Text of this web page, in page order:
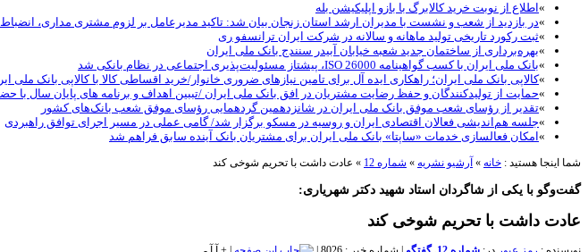
»اطلاع از نوبت خرید کالابرگ با بازو اپلیکیشن بله
»در بازدید از شعب و نشست با مدیران ارشد استان زنجان بیان شد: تاکید مدیرعامل بر لزوم مشتری مداری، انضباط
»ثبت رکورد تاریخی تولید ماهانه و سالانه در شرکت ایران ترانسفو ری
»بهره‌برداری از ساختمان جدید شعبه خیابان آبیدر سنندج بانک ملی ایران
»بانک ملی ایران با کسب گواهینامه ISO 26000، پیشتاز مسئولیت‌پذیری اجتماعی در نظام بانکی شد
»کالاپی بانک ملی ایران؛ راهکاری ایده آل برای تامین نیازهای ضروری خانوار/خرید اقساطی کالا با کالاپی بانک ملی
»حمایت از تولیدکنندگان و حفظ رضایت مشتریان در افق بانک ملی ایران /تببین اهداف و برنامه های پایان سال با
»تقدیر از رؤسای شعب موفق بانک ملی ایران در شانزدهمین گردهمایی رؤسای موفق شعب بانک‌های کشور
»جلسه هم‌اندیشی فعالان اقتصادی ایران و روسیه در مسکو برگزار شد/ گامی عملی در مسیر اجرای توافق راهبردی
»امکان فعالسازی خدمات «ساپتا» بانک ملی ایران برای مشتریان بانک آینده سابق فراهم شد
شما اینجا هستید : خانه » آرشیو نشریه » شماره 12 » عادت داشت با تحریم شوخی کند
گفت‌وگو با یکی از شاگردان استاد شهید دکتر شهریاری:
عادت داشت با تحریم شوخی کند